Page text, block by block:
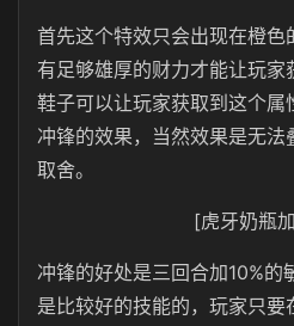
首先这个特效只会出现在橙
有足够雄厚的财力才能让玩
鞋子可以让玩家获取到这个
冲锋的效果，当然效果是无
取舍。
[虎牙奶瓶
冲锋的好处是三回合加10%的
是比较好的技能的，玩家只